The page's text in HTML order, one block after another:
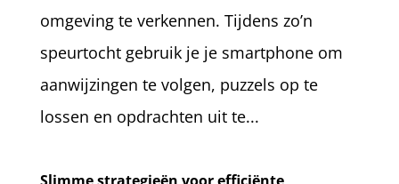
omgeving te verkennen. Tijdens zo’n
speurtocht gebruik je je smartphone om
aanwijzingen te volgen, puzzels op te
lossen en opdrachten uit te...